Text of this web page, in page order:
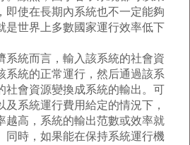
即使在長期內系統也不一定能夠
是世界上多數國家運行效率低下
統而言，輸入該系統的社會資
系統的正常運行，然后通過該系
社會資源變換成系統的輸出。可
及系統運行費用給定的情況下，
越高，系統的輸出范數或效率就
同時，如果能在保持系統運行機